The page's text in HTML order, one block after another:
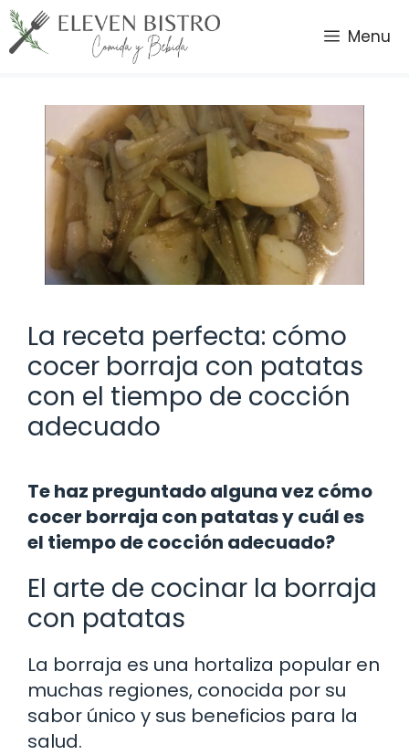
Saltar
al
contenido
Menu
La receta perfecta: cómo
cocer borraja con patatas
con el tiempo de cocción
adecuado
Te haz preguntado alguna vez cómo
cocer borraja con patatas y cuál es
el tiempo de cocción adecuado?
El arte de cocinar la borraja
con patatas
La borraja es una hortaliza popular en
muchas regiones, conocida por su
sabor único y sus beneficios para la
salud.